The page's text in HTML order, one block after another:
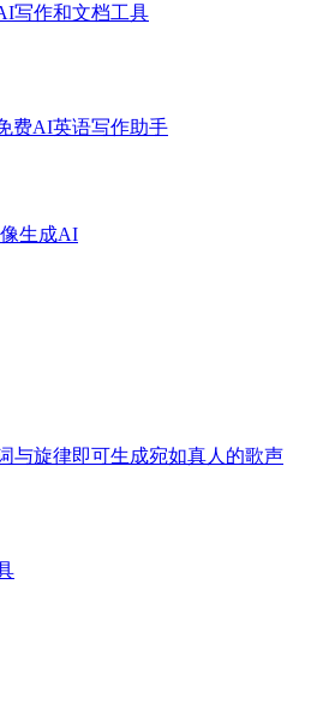
写作和文档工具
费AI英语写作助手
生成AI
与旋律即可生成宛如真人的歌声